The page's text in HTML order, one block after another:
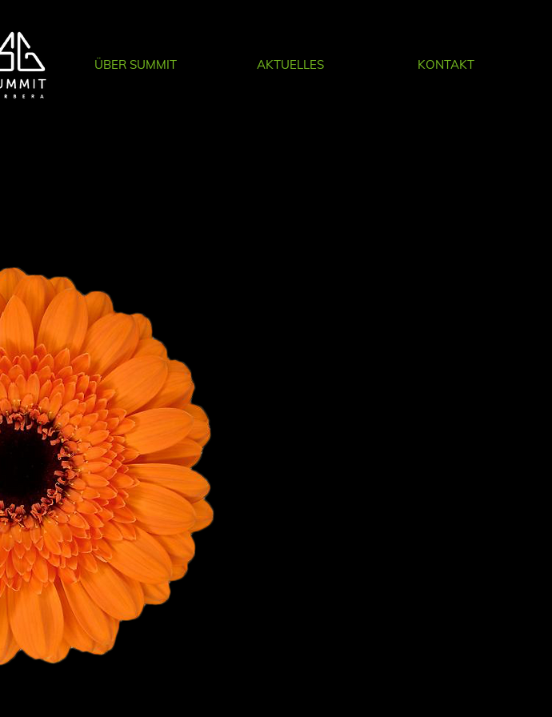
ÜBER SUMMIT AKTUELLES KONTAKT